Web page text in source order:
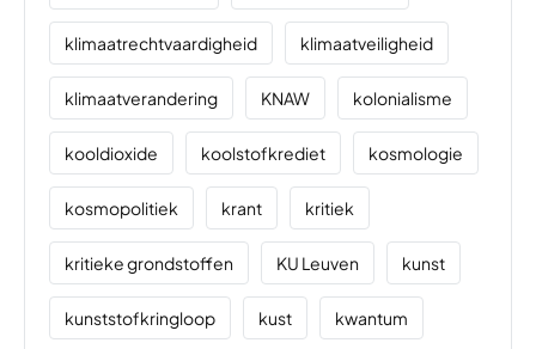
klimaatrechtvaardigheid klimaatveiligheid
klimaatverandering KNAW kolonialisme
kooldioxide koolstofkrediet kosmologie
kosmopolitiek krant kritiek
kritieke grondstoffen KU Leuven kunst
kunststofkringloop kust kwantum